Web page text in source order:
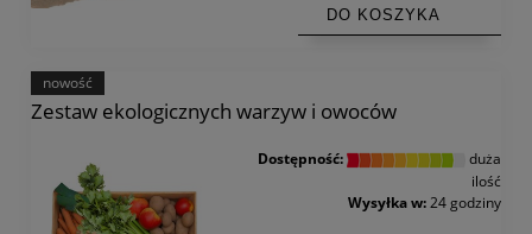
DO KOSZYKA
Zestaw ekologicznych warzyw i owoców
Dostępność:
duża
ilość
Wysyłka w: 24 godziny
nowość